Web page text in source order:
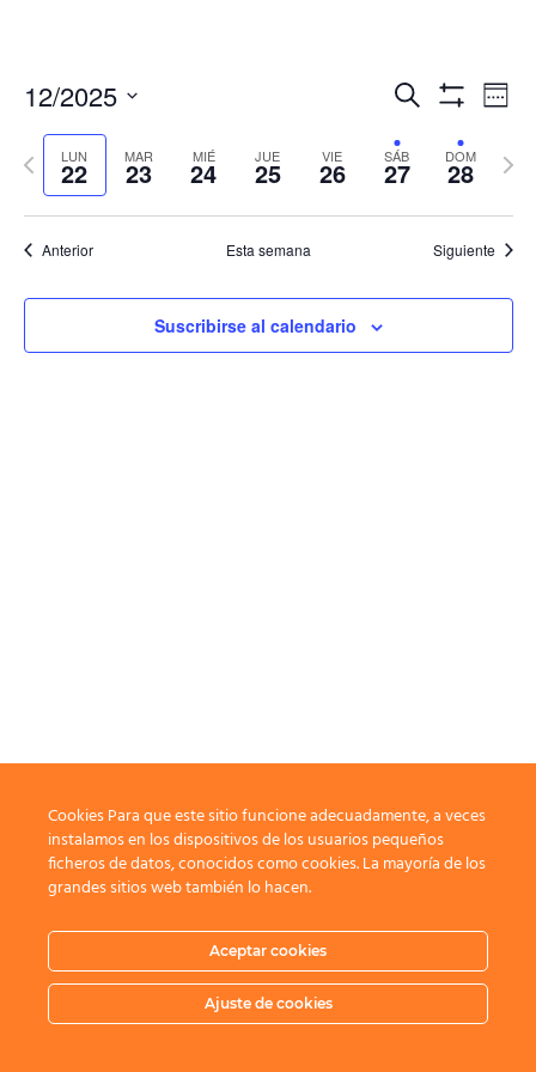
búsqueda
y
vistas
Buscar
de
de
12/2025
fecha.LUN
22 MAR
23 MIÉ
24 JUE
25 VIE
26 SÁB
27 DOM
28
Semana
anterior
Anterior Esta semana Siguiente
Suscribirse al calendario
Cookies Para que este sitio funcione adecuadamente, a veces
instalamos en los dispositivos de los usuarios pequeños
ficheros de datos, conocidos como cookies. La mayoría de los
grandes sitios web también lo hacen.
Aceptar cookies
Ajuste de cookies